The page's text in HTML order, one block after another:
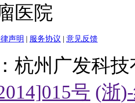
医院
声明 | 服务协议 | 意见反馈
杭州广发科
号 (浙